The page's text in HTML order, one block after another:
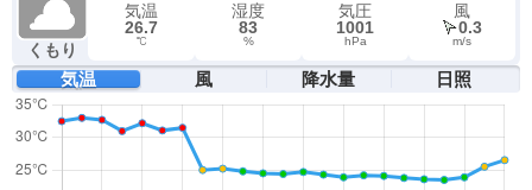
くもり
気温
26.7
℃
湿度
83
%
気圧
1001
hPa
風
0.3
m/s
気温 風 降水量 日照